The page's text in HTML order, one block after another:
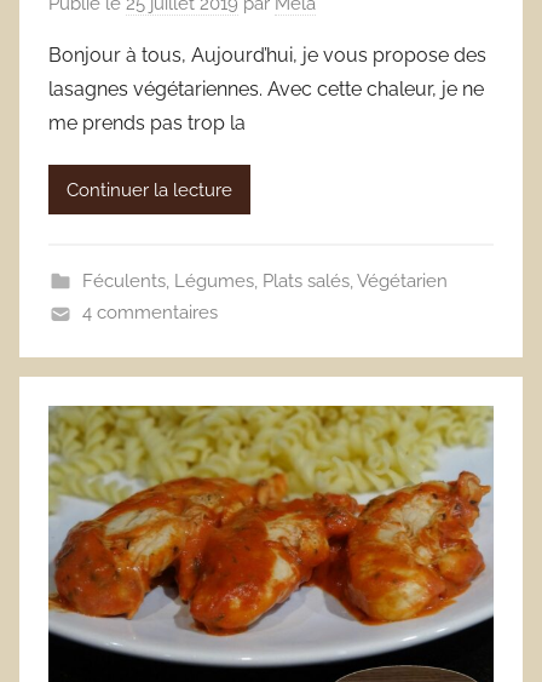
Bonjour à tous, Aujourd’hui, je vous propose des
lasagnes végétariennes. Avec cette chaleur, je ne
me prends pas trop la
Continuer la lecture
Féculents, Légumes, Plats salés,Végétarien
4 commentaires